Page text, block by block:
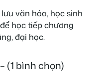
văn hóa, học sinh
học tiếp chương
đại học.
(1 bình chọn)